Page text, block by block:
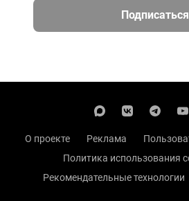
Подписаться
О проекте Реклама
Политика использования
Рекомендательные технологии